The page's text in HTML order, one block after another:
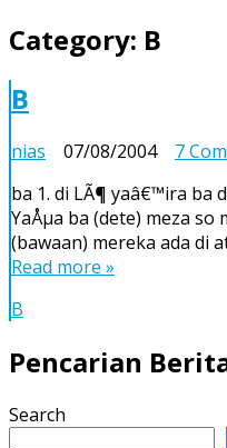
Category: B
B
nias 07/08/2004 7
ba 1. di LÃ¶ yaâ€™ira ba
YaÅµa ba (dete) meza
(bawaan) mereka ada di
Read more »
B
Pencarian
Search